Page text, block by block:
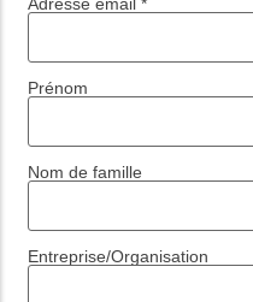
Adresse email *
Prénom
Nom de famille
Entreprise/Organisation